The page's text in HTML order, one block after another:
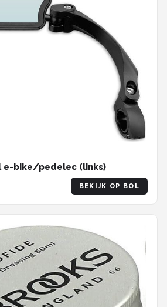
e-bike/pedelec (links)
BEKIJK OP BOL